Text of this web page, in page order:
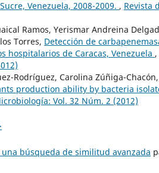
Venezuela, 2008-2009. , Revista
Ramos, Yerismar Andreina
Torres, Detección de
hospitalarios de Caracas, Venezuela ,
Rodríguez, Carolina Zúñiga-
production ability by bacteria
Vol. 32 Núm. 2 (2012)
búsqueda de similitud avanzada